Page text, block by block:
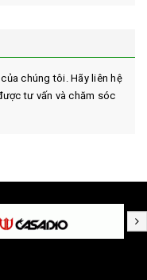
chúng tôi. Hãy liên hệ
tư vấn và chăm sóc